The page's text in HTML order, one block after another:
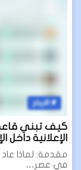
الارباح
كيف تبني
الإعلانية داخل
مقدمة: لماذا
في عصر…